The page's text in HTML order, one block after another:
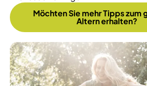
Möchten Sie mehr Tipps zum
Altern erhalten?